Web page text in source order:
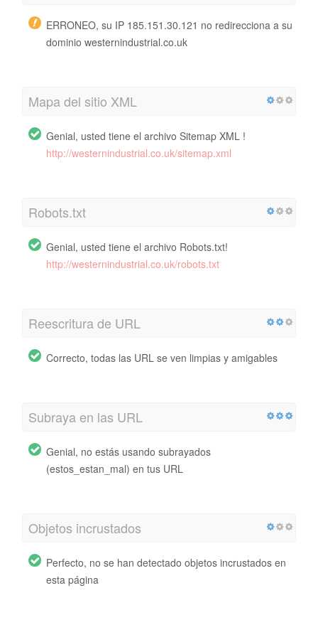
ERRONEO, su IP 185.151.30.121 no redirecciona a su
dominio westernindustrial.co.uk
Mapa del sitio XML
Genial, usted tiene el archivo Sitemap XML !
http://westernindustrial.co.uk/sitemap.xml
Robots.txt
Genial, usted tiene el archivo Robots.txt!
http://westernindustrial.co.uk/robots.txt
Reescritura de URL
Correcto, todas las URL se ven limpias y amigables
Subraya en las URL
Genial, no estás usando subrayados
(estos_estan_mal) en tus URL
Objetos incrustados
Perfecto, no se han detectado objetos incrustados en
esta página